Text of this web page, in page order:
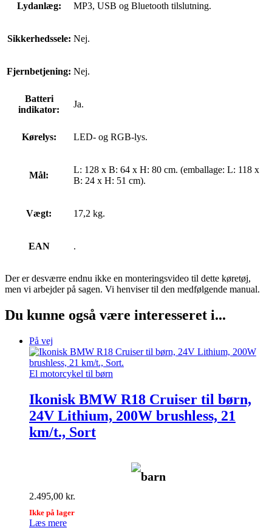
Lydanlæg: MP3, USB og Bluetooth tilslutning.
Sikkerhedssele: Nej.
Fjernbetjening: Nej.
Batteri
indikator:
Ja.
Kørelys: LED- og RGB-lys.
Mål:
L: 128 x B: 64 x H: 80 cm. (emballage: L: 118 x
B: 24 x H: 51 cm).
Vægt: 17,2 kg.
EAN .
Der er desværre endnu ikke en monteringsvideo til dette køretøj,
men vi arbejder på sagen. Vi henviser til den medfølgende manual.
Du kunne også være interesseret i...
På vej
El motorcykel til børn
Ikonisk BMW R18 Cruiser til børn,
24V Lithium, 200W brushless, 21
km/t., Sort
barn
2.495,00 kr.
Ikke på lager
Læs mere